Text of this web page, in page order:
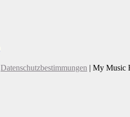
Datenschutzbestimmungen | My Music